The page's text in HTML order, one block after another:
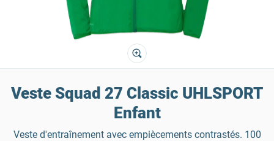
Veste Squad 27 Classic UHLSPORT
Enfant
Veste d'entraînement avec empiècements contrastés. 100